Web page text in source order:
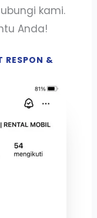
kami.
Anda!
RESPON &